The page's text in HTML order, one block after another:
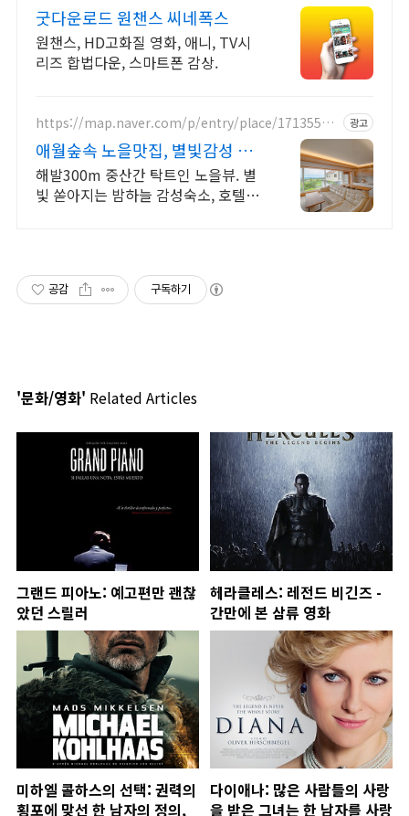
굿다운로드 원챈스 씨네폭스
원챈스, HD고화질 영화, 애니, TV시
리즈 합법다운, 스마트폰 감상.
https://map.naver.com/p/entry/place/17135504
광고
애월숲속 노을맛집, 별빛감성 아
기용품 완벽구비, 대가족
해발300m 중산간 탁트인 노을뷰. 별
빛 쏟아지는 밤하늘 감성숙소, 호텔급
공감 구독하기
'문화/영화' Related Articles
그랜드 피아노: 예고편만 괜찮
았던 스릴러
헤라클레스: 레전드 비긴즈 -
간만에 본 삼류 영화
미하엘 콜하스의 선택: 권력의
횡포에 맞선 한 남자의 정의,
다이애나: 많은 사람들의 사랑
을 받은 그녀는 한 남자를 사랑